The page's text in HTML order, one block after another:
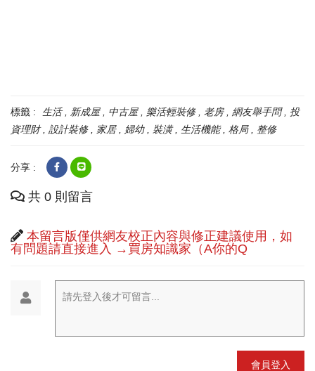
標籤 : 生活 新成屋 中古屋 樂活輕裝修 老房 網友舉手問
投
資理財
設計裝修 家居 婦幼 裝潢 生活機能 格局 整修
分享 :
共 0 則留言
本留言版僅供網友校正內容與修正建議使用，如
有問題請直接進入 →買房知識家（A你的Q
請先登入後才可留言...
會員登入